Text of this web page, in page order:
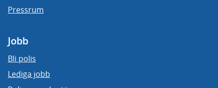
Pressrum
Jobb
Bli polis
Lediga jobb